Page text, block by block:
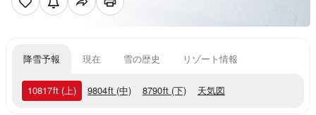
降雪予報 現在 雪の歴史 リゾート情報
10817ft (上) 9804ft (中) 8790ft (下) 天気図